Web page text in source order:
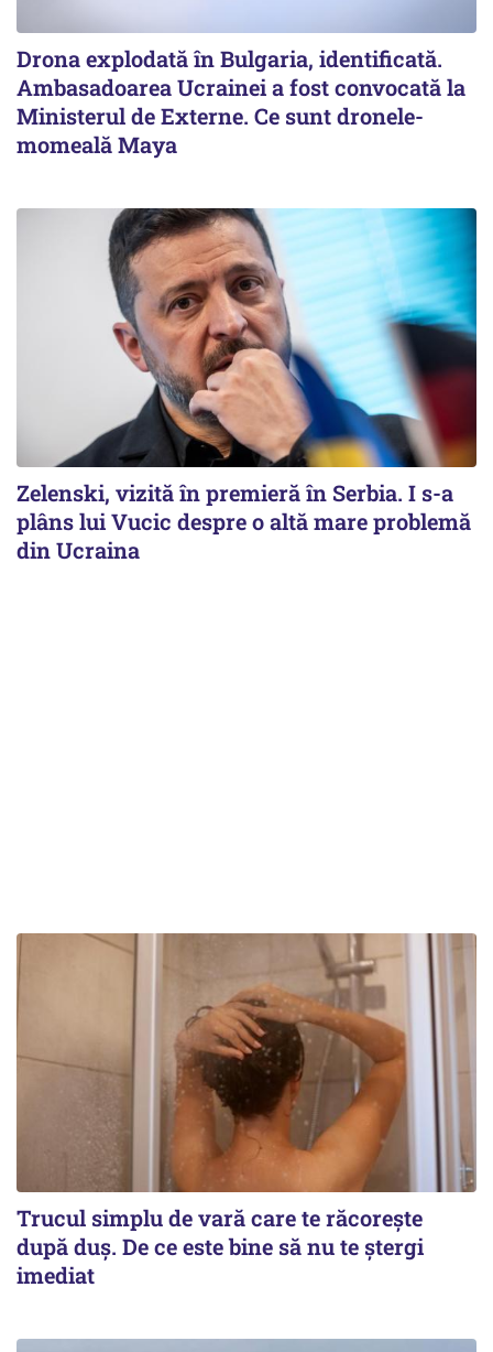
Drona explodată în Bulgaria, identificată.
Ambasadoarea Ucrainei a fost convocată la
Ministerul de Externe. Ce sunt dronele-
momeală Maya
Zelenski, vizită în premieră în Serbia. I s-a
plâns lui Vucic despre o altă mare problemă
din Ucraina
Trucul simplu de vară care te răcorește
după duș. De ce este bine să nu te ștergi
imediat